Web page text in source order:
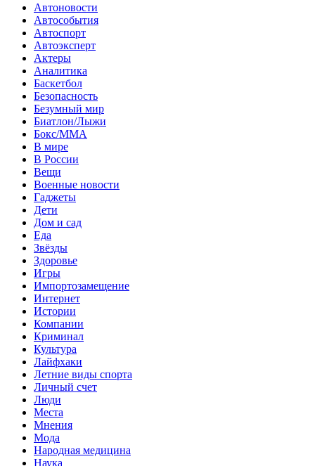
Автоновости
Автособытия
Автоспорт
Автоэксперт
Актеры
Аналитика
Баскетбол
Безопасность
Безумный мир
Биатлон/Лыжи
Бокс/MMA
В мире
В России
Вещи
Военные новости
Гаджеты
Дети
Дом и сад
Еда
Звёзды
Здоровье
Игры
Импортозамещение
Интернет
Истории
Компании
Криминал
Культура
Лайфхаки
Летние виды спорта
Личный счет
Люди
Места
Мнения
Мода
Народная медицина
Наука